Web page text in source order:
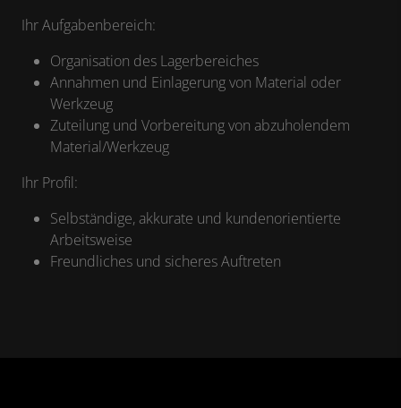
Ihr Aufgabenbereich:
Organisation des Lagerbereiches
Annahmen und Einlagerung von Material oder
Werkzeug
Zuteilung und Vorbereitung von abzuholendem
Material/Werkzeug
Ihr Profil:
Selbständige, akkurate und kundenorientierte
Arbeitsweise
Freundliches und sicheres Auftreten